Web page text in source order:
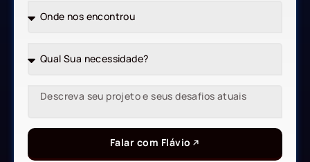
Falar com Flávio